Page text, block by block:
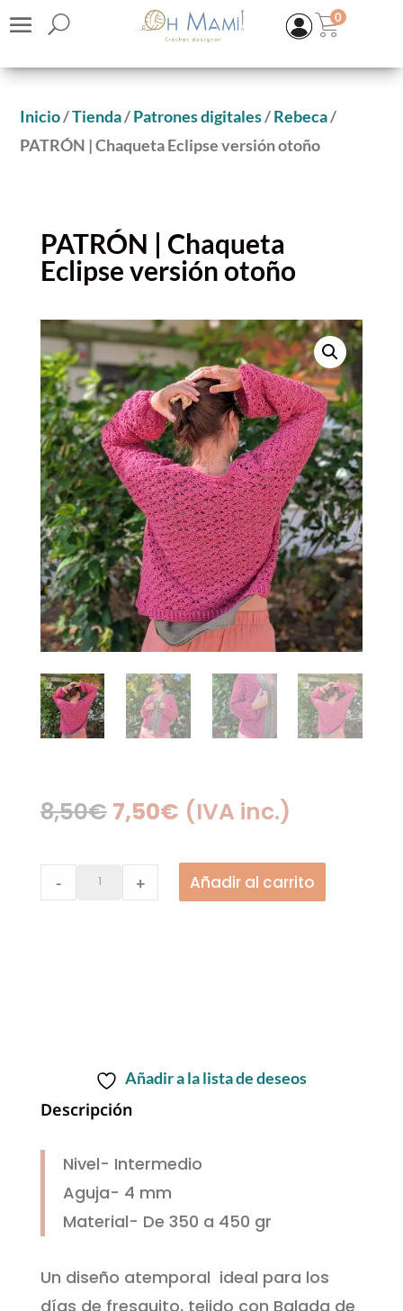
0
Inicio/Tienda/Patrones digitales/Rebeca/
PATRÓN | Chaqueta Eclipse versión otoño
PATRÓN | Chaqueta
Eclipse versión otoño
OFERTA
8,50€ El
original
era:
7,50€El
actual
es:
(IVA inc.)
PATRÓN
|
- + Añadir al carrito
Añadir a la lista de deseos
Descripción
Nivel- Intermedio
Aguja- 4 mm
Material- De 350 a 450 gr
Un diseño atemporal ideal para los
días de fresquito, tejido con Balada de
64,55€(IVA inc.) + ADD